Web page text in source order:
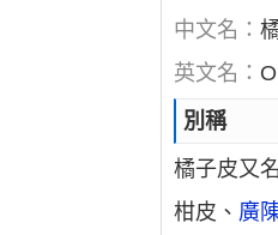
中文名：
英文名：
別稱
橘子皮又
柑皮、 廣